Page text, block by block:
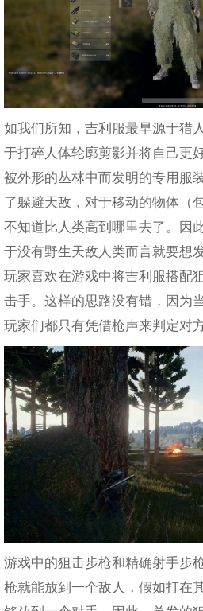
如我们所知，吉利服最早源于猎
于打碎人体轮廓剪影并将自己更
被外形的丛林中而发明的专用服
了躲避天敌，对于移动的物体（
不知道比人类高到哪里去了。因
于没有野生天敌人类而言就要想
玩家喜欢在游戏中将吉利服搭配
击手。这样的思路没有错，因为
玩家们都只有凭借枪声来判定对
游戏中的狙击步枪和精确射手步
枪就能放到一个敌人，假如打在